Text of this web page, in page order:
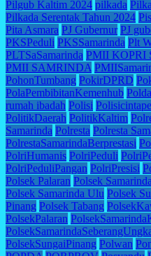
Pilgub Kaltim 2024 pilkada
Pilkada Serentak Tahun 2024
Pita Asmara PJ Gubernur PJ
PKSPeduli PKSSamarinda Plt
PLTSaSamarinda PMII KOPRI
PMII SAMRINDA
PohonTumbang PokirDPRD
PolaPembibitanKemenhub
rumah ibadah Polisi
PolitikDaerah PolitikKaltim
Samarinda Polresta Polresta
PolrestaSamarindaBerprestasi
PolriHumanis PolriPeduli
PolriPeduliPangan PolriPresisi
Polsek Palaran Polsek
Polsek Samarinda Ulu Polsek
Pinang Polsek Tabang
PolsekPalaran
PolsekSungaiPinang Polwan